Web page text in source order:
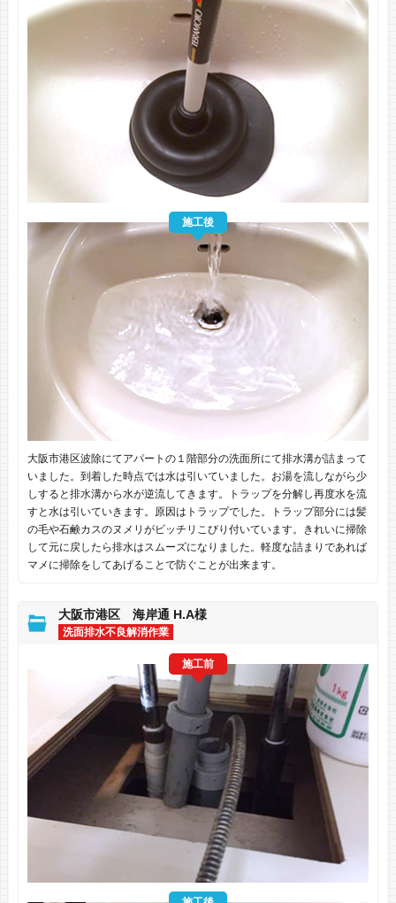
施工後
大阪市港区波除にてアパートの１階部分の洗面所にて排水溝が詰まって
いました。到着した時点では水は引いていました。お湯を流しながら少
しすると排水溝から水が逆流してきます。トラップを分解し再度水を流
すと水は引いていきます。原因はトラップでした。トラップ部分には髪
の毛や石鹸カスのヌメリがビッチリこびり付いています。きれいに掃除
して元に戻したら排水はスムーズになりました。軽度な詰まりであれば
マメに掃除をしてあげることで防ぐことが出来ます。
大阪市港区 海岸通 H.A様
洗面排水不良解消作業
施工前